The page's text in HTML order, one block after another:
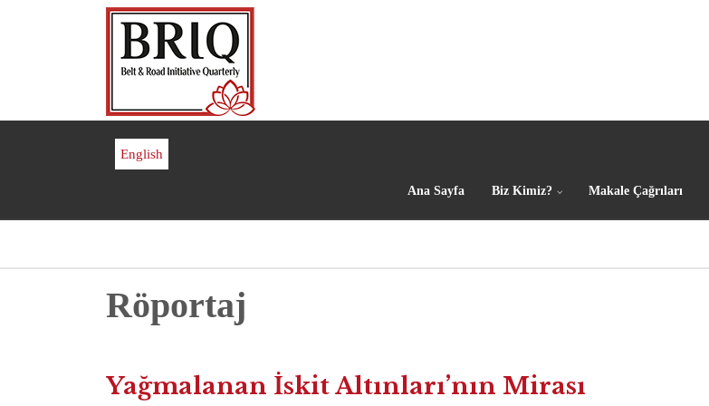
English
Ana Sayfa Biz Kimiz? Makale Çağrıları
Röportaj
Yağmalanan İskit Altınları’nın Mirası